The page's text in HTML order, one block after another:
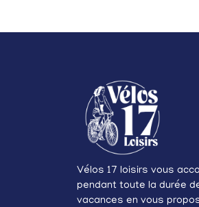
Vélos 17 loisirs vous
pendant toute la durée
vacances en vous